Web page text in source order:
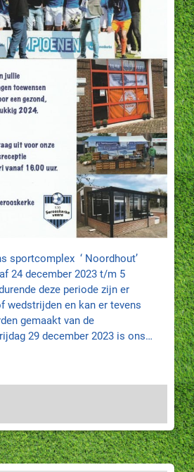
sportcomplex ‘ Noordhout’
24 december 2023 t/m 5
deze periode zijn er
wedstrijden en kan er tevens
gemaakt van de
29 december 2023 is ons…